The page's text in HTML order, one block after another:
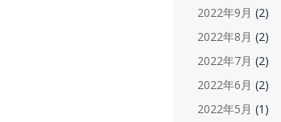
2022年9月 (2)
2022年8月 (2)
2022年7月 (2)
2022年6月 (2)
2022年5月 (1)